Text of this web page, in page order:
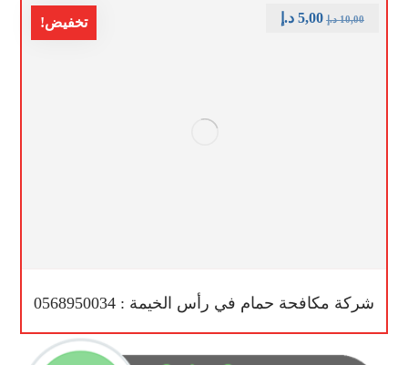
تخفيض!
شركة مكافحة حمام في رأس الخيمة : 0568950034
10,00 د.إ 5,00 د.إ